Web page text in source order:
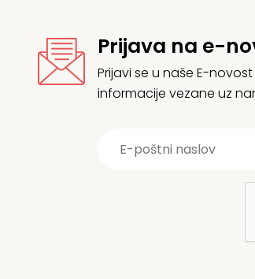
Prijava na e-
Prijavi se u naše E-
informacije vezane uz